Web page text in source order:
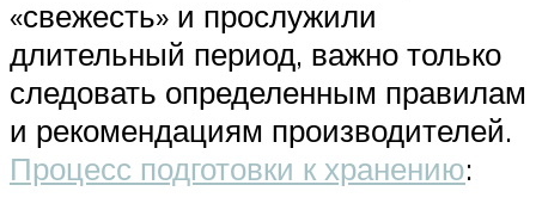
«свежесть» и прослужили
длительный период, важно только
следовать определенным правилам
и рекомендациям производителей.
Процесс подготовки к хранению: